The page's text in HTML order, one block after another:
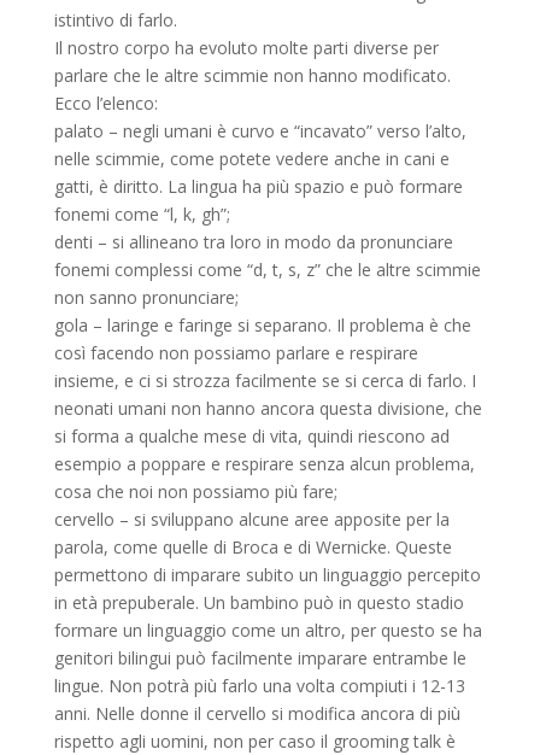
istintivo di farlo.
Il nostro corpo ha evoluto molte parti diverse per
parlare che le altre scimmie non hanno modificato.
Ecco l’elenco:
palato – negli umani è curvo e “incavato” verso l’alto,
nelle scimmie, come potete vedere anche in cani e
gatti, è diritto. La lingua ha più spazio e può formare
fonemi come “l, k, gh”;
denti – si allineano tra loro in modo da pronunciare
fonemi complessi come “d, t, s, z” che le altre scimmie
non sanno pronunciare;
gola – laringe e faringe si separano. Il problema è che
così facendo non possiamo parlare e respirare
insieme, e ci si strozza facilmente se si cerca di farlo. I
neonati umani non hanno ancora questa divisione, che
si forma a qualche mese di vita, quindi riescono ad
esempio a poppare e respirare senza alcun problema,
cosa che noi non possiamo più fare;
cervello – si sviluppano alcune aree apposite per la
parola, come quelle di Broca e di Wernicke. Queste
permettono di imparare subito un linguaggio percepito
in età prepuberale. Un bambino può in questo stadio
formare un linguaggio come un altro, per questo se ha
genitori bilingui può facilmente imparare entrambe le
lingue. Non potrà più farlo una volta compiuti i 12-13
anni. Nelle donne il cervello si modifica ancora di più
rispetto agli uomini, non per caso il grooming talk è